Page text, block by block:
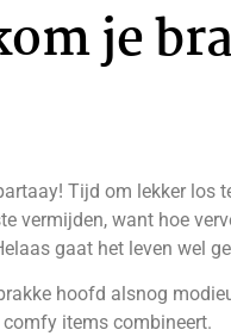
je
Tijd om lekker los
vermijden, want hoe
gaat het leven wel
hoofd alsnog
comfy items combineert.